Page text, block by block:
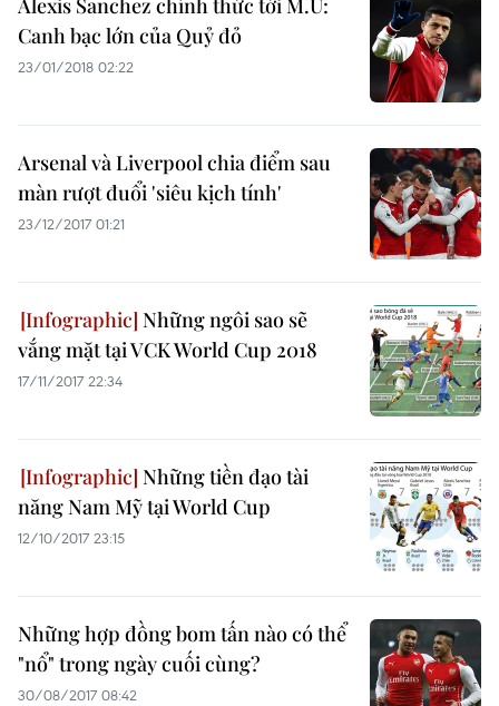
Alexis Sanchez chính thức tới M.U:
Canh bạc lớn của Quỷ đỏ
23/01/2018 02:22
Arsenal và Liverpool chia điểm sau
màn rượt đuổi 'siêu kịch tính'
23/12/2017 01:21
Những ngôi sao sẽ
vắng mặt tại VCK World Cup 2018
17/11/2017 22:34
Những tiền đạo tài
năng Nam Mỹ tại World Cup
12/10/2017 23:15
Những hợp đồng bom tấn nào có thể
"nổ" trong ngày cuối cùng?
30/08/2017 08:42